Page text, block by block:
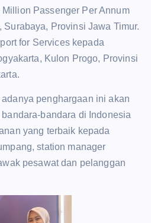
Passenger Per Annum
Surabaya, Provinsi Jawa Timur.
for Services kepada
Kulon Progo, Provinsi
adanya penghargaan ini akan
bandara di Indonesia
yang terbaik kepada
station manager
pesawat dan pelanggan